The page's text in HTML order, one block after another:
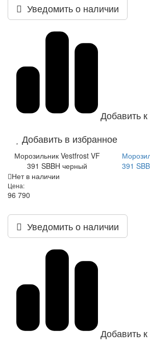
Уведомить о наличии
Добавить
Добавить в избранное
Морозильник Vestfrost VF
391 SBBH черный
391
Нет в наличии
Цена:
96 790
Уведомить о наличии
Добавить